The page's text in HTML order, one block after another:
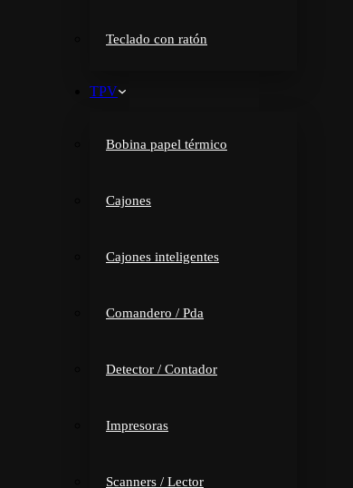
Teclado con ratón
TPV
Bobina papel térmico
Cajones
Cajones inteligentes
Comandero / Pda
Detector / Contador
Impresoras
Scanners / Lector